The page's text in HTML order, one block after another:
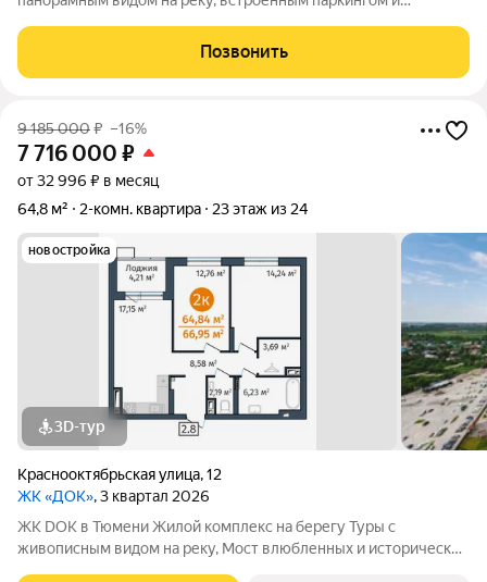
жизнь вблизи центра города и уединения с природой. Дом
расположился на первой линии реки в одном
Позвонить
9 185 000₽ –16%
7 716 000 ₽
от 32 996 ₽ в месяц
64,8 м²
2-комн. квартира 23 этаж из 24
новостройка
3D-тур
Краснооктябрьская улица,12
ЖК «ДОК», 3 квартал 2026
ЖК DOK в Тюмени Жилой комплекс на берегу Туры с
живописным видом на реку, Мост влюбленных и исторический